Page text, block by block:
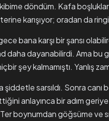
döndüm. Kafa
karışıyor; oradan da
bana karşı bir şansı
daha dayanabilirdi. Ama
şey kalmamıştı. Yanlış
şiddetle sarsıldı. Sonra
anlayınca bir adım geriye
boynumdan göğsüme ve